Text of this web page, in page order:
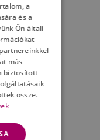
el
a
és a
Ön általi
más
biztosított
össze.